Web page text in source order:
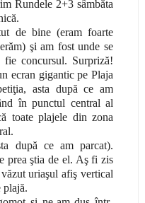
Rundele 2+3sâmbăta
de bine (eram foarte
şi am fost unde se
concursul. Surpriză!
ecran gigantic pe Plaja
asta după ce am
în punctul central al
toate plajele din zona
după ce am parcat).
prea ştia de el. Aş fi zis
uriaşul afiş vertical
plajă.